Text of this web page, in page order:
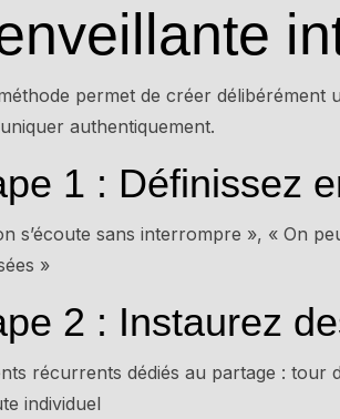
permet de créer
authentiquement.
1 : Définissez
s’écoute sans interrompre », « On
»
2 : Instaurez
récurrents dédiés au partage : tour
individuel